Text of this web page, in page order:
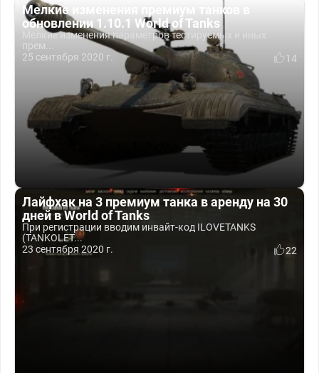
Мелкие изменения премиум танков в
обновлении 1.10.1 World of Tanks
Мелкие изменения параметров тестируемых и иных
прем...
25 сентября 2020 г.
14
Лайфхак на 3 премиум танка в аренду на 30
дней в World of Tanks
При регистрации вводим инвайт-код ILOVETANKS
(TANKOLET...
23 сентября 2020 г.
22